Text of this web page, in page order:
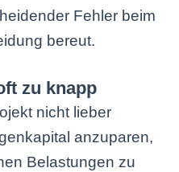
Fehler beim
bereut.
zu knapp
nicht lieber
anzuparen,
Belastungen zu